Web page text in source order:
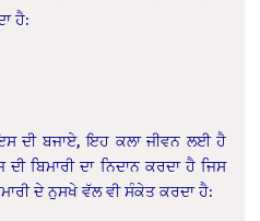
ਹੈ:
ਦੀ ਬਜਾਏ, ਇਹ ਕਲਾ ਜੀਵਨ ਲਈ ਹੈ
ਬਿਮਾਰੀ ਦਾ ਨਿਦਾਨ ਕਰਦਾ ਹੈ ਜਿਸ
ਦੇ ਨੁਸਖੇ ਵੱਲ ਵੀ ਸੰਕੇਤ ਕਰਦਾ ਹੈ: